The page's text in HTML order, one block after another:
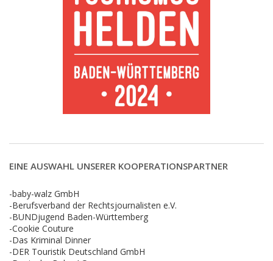
EINE AUSWAHL UNSERER KOOPERATIONSPARTNER
-baby-walz GmbH
-Berufsverband der Rechtsjournalisten e.V.
-BUNDjugend Baden-Württemberg
-Cookie Couture
-Das Kriminal Dinner
-DER Touristik Deutschland GmbH